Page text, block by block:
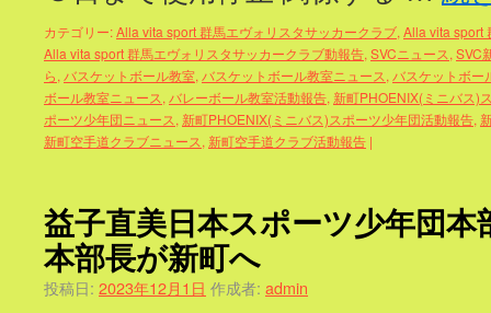
カテゴリー:Alla vita sport 群馬エヴォリスタサッカークラブ, Alla vita sport
Alla vita sport 群馬エヴォリスタサッカークラブ動報告, SVCニュース, SVC
ら, バスケットボール教室, バスケットボール教室ニュース, バスケットボー
ボール教室ニュース, バレーボール教室活動報告, 新町PHOENIX(ミニバス)
ポーツ少年団ニュース, 新町PHOENIX(ミニバス)スポーツ少年団活動報告,
新町空手道クラブニュース, 新町空手道クラブ活動報告 |
益子直美日本スポーツ少年団本
本部長が新町へ
投稿日: 2023年12月1日 作成者: admin